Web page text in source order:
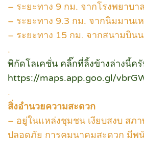
– ระยะทาง 9 กม. จากโรงพยาบา
– ระยะทาง 9.3 กม. จากนิมมานเ
– ระยะทาง 15 กม. จากสนามบิน
.
พิกัดโลเคชั่น คลิ๊กที่ลิ้งข้างล่างนี้ค
https://maps.app.goo.gl/
.
สิ่งอำนวยความสะดวก
– อยู่ในแหล่งชุมชน เงียบสงบ สภ
ปลอดภัย การคมนาคมสะดวก มีพ